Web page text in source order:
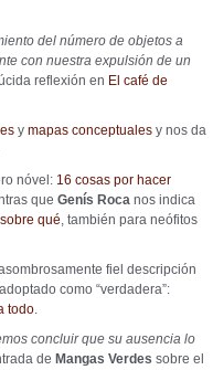
del número de objetos a
con nuestra expulsión de un
reflexión en El café de
y mapas conceptuales y nos da
nóvel: 16 cosas por hacer
que Genís Roca nos indica
qué, también para neófitos
fiel descripción
como “verdadera”:
todo.
concluir que su ausencia lo
de Mangas Verdes sobre el